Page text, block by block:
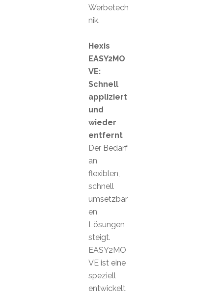
Werbetech
nik.
Hexis
EASY2MO
VE:
Schnell
appliziert
und
wieder
entfernt
Der Bedarf
an
flexiblen,
schnell
umsetzbar
en
Lösungen
steigt.
EASY2MO
VE ist eine
speziell
entwickelt